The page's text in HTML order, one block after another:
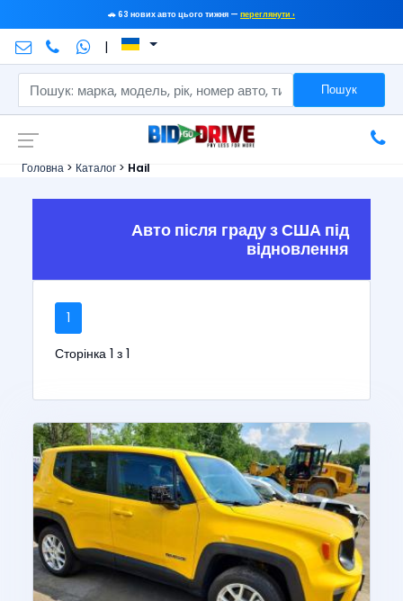
🚗 63 нових авто цього тижня — переглянути ›
|
Пошук
Головна > Каталог > Hail
Авто після граду з США під
відновлення
1
Сторінка 1 з 1